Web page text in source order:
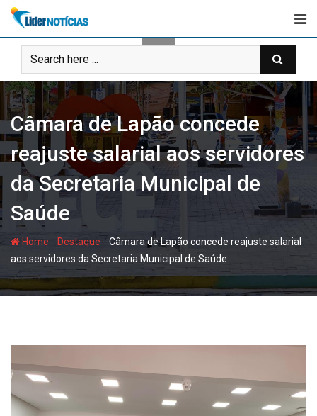
Skip
content
Câmara de Lapão concede
reajuste salarial aos servidores
da Secretaria Municipal de
Saúde
Home Destaque -Câmara de Lapão concede reajuste salarial
aos servidores da Secretaria Municipal de Saúde